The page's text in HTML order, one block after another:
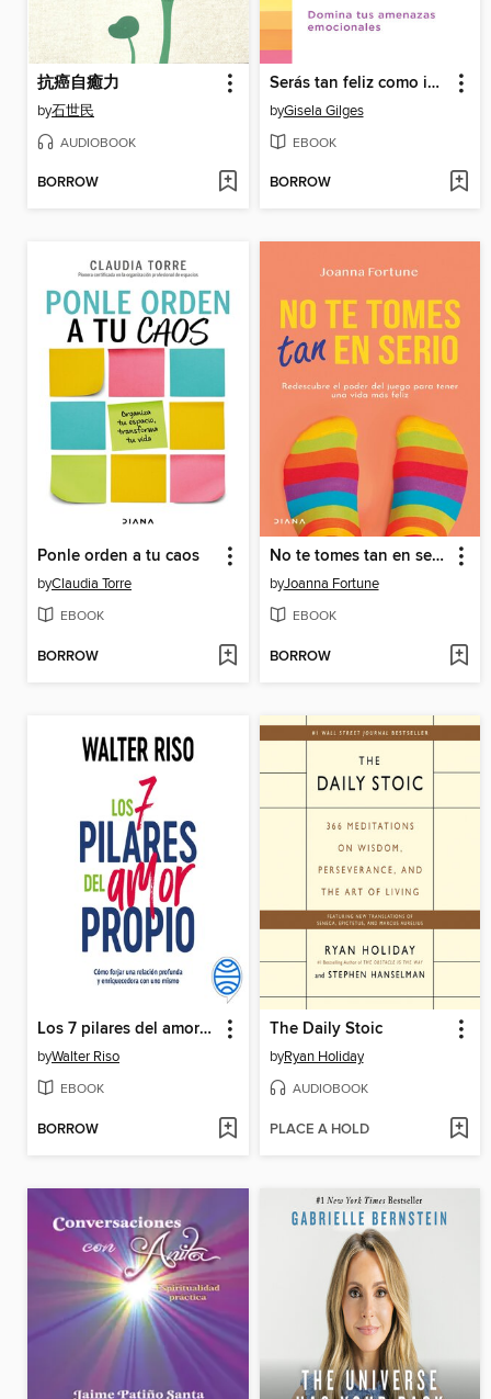
抗癌自癒力
by石世民
AUDIOBOOK
BORROW
Serás tan feliz como insistas
byGisela Gilges
EBOOK
BORROW
Ponle orden a tu caos
byClaudia Torre
EBOOK
BORROW
No te tomes tan en serio
byJoanna Fortune
EBOOK
BORROW
Los 7 pilares del amor propio
byWalter Riso
EBOOK
BORROW
The Daily Stoic
byRyan Holiday
AUDIOBOOK
PLACE A HOLD